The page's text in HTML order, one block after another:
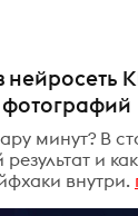
минут? В
и
внутри.